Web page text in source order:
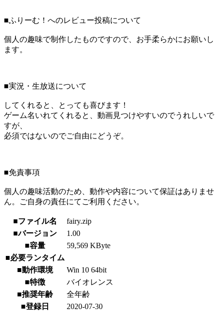
■ふりーむ！へのレビュー投稿について
個人の趣味で制作したものですので、お手柔らかにお願いし
ます。
■実況・生放送について
してくれると、とっても喜びます！
ゲーム名いれてくれると、動画見つけやすいのでうれしいで
すが、
必須ではないのでご自由にどうぞ。
■免責事項
個人の趣味活動のため、動作や内容について保証はありませ
ん。ご自身の責任にてご利用ください。
■ファイル名
fairy.zip
■バージョン
1.00
■容量
59,569 KByte
■必要ランタイム
■動作環境
Win 10 64bit
■特徴
バイオレンス
■推奨年齢
全年齢
■登録日
2020-07-30